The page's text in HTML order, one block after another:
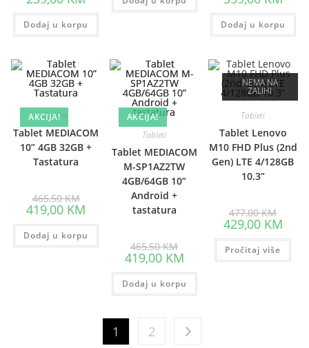
was:
265,50 KM.
is:
239,00 KM.
Dodaj u korpu
was:
399,00
price
is:
Dodaj u korpu
AKCIJA!
Tableti
Tablet MEDIACOM
10” 4GB 32GB +
Tastatura
465,50KMprice
was:
465,50 KM.
419,00 KM
is:
419,00 KM.
Dodaj u korpu
AKCIJA!
Tableti
Tablet MEDIACOM
M-SP1AZ2TW
4GB/64GB 10”
Android +
tastatura
465,50KM Original
price
was:
465,50 KM.
419,00 KMCurrent
price
is:
419,00 KM.
Dodaj u korpu
NEMA NA
ZALIHI
Tableti
Tablet Lenovo
M10 FHD Plus (2nd
Gen) LTE 4/128GB
10.3”
477,00KM price
was:
477,00
429,00 KMprice
is:
Pročitaj više
1 2